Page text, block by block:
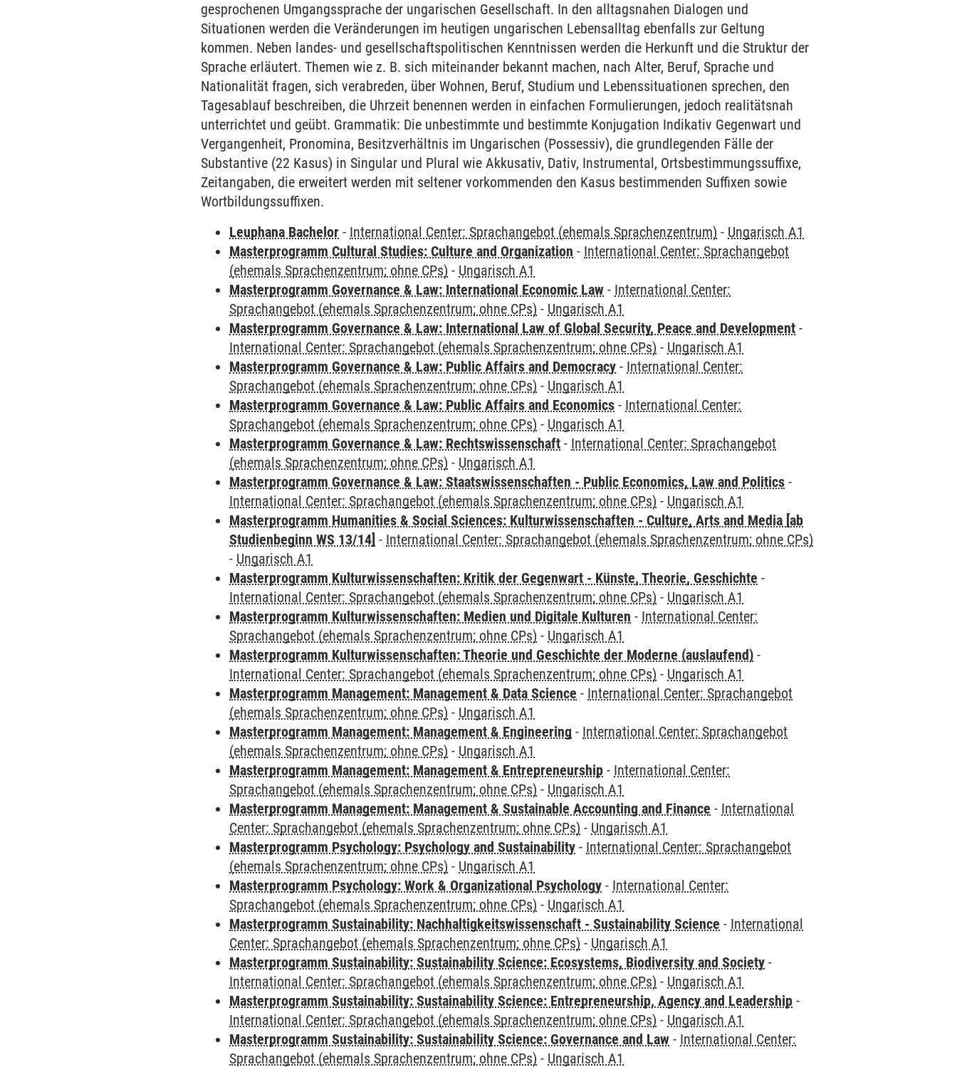
gesprochenen Umgangssprache der ungarischen Gesellschaft. In den alltagsnahen Dialogen und
Situationen werden die Veränderungen im heutigen ungarischen Lebensalltag ebenfalls zur Geltung
kommen. Neben landes- und gesellschaftspolitischen Kenntnissen werden die Herkunft und die Struktur der
Sprache erläutert. Themen wie z. B. sich miteinander bekannt machen, nach Alter, Beruf, Sprache und
Nationalität fragen, sich verabreden, über Wohnen, Beruf, Studium und Lebenssituationen sprechen, den
Tagesablauf beschreiben, die Uhrzeit benennen werden in einfachen Formulierungen, jedoch realitätsnah
unterrichtet und geübt. Grammatik: Die unbestimmte und bestimmte Konjugation Indikativ Gegenwart und
Vergangenheit, Pronomina, Besitzverhältnis im Ungarischen (Possessiv), die grundlegenden Fälle der
Substantive (22 Kasus) in Singular und Plural wie Akkusativ, Dativ, Instrumental, Ortsbestimmungssuffixe,
Zeitangaben, die erweitert werden mit seltener vorkommenden den Kasus bestimmenden Suffixen sowie
Wortbildungssuffixen.
Leuphana Bachelor - International Center: Sprachangebot (ehemals Sprachenzentrum) - Ungarisch A1
Masterprogramm Cultural Studies: Culture and Organization - International Center: Sprachangebot
(ehemals Sprachenzentrum; ohne CPs) - Ungarisch A1
Masterprogramm Governance & Law: International Economic Law - International Center:
Sprachangebot (ehemals Sprachenzentrum; ohne CPs) - Ungarisch A1
Masterprogramm Governance & Law: International Law of Global Security, Peace and Development -
International Center: Sprachangebot (ehemals Sprachenzentrum; ohne CPs) - Ungarisch A1
Masterprogramm Governance & Law: Public Affairs and Democracy - International Center:
Sprachangebot (ehemals Sprachenzentrum; ohne CPs) - Ungarisch A1
Masterprogramm Governance & Law: Public Affairs and Economics - International Center:
Sprachangebot (ehemals Sprachenzentrum; ohne CPs) - Ungarisch A1
Masterprogramm Governance & Law: Rechtswissenschaft - International Center: Sprachangebot
(ehemals Sprachenzentrum; ohne CPs) - Ungarisch A1
Masterprogramm Governance & Law: Staatswissenschaften - Public Economics, Law and Politics -
International Center: Sprachangebot (ehemals Sprachenzentrum; ohne CPs) - Ungarisch A1
Masterprogramm Humanities & Social Sciences: Kulturwissenschaften - Culture, Arts and Media [ab
Studienbeginn WS 13/14] - International Center: Sprachangebot (ehemals Sprachenzentrum; ohne CPs)
- Ungarisch A1
Masterprogramm Kulturwissenschaften: Kritik der Gegenwart - Künste, Theorie, Geschichte -
International Center: Sprachangebot (ehemals Sprachenzentrum; ohne CPs) - Ungarisch A1
Masterprogramm Kulturwissenschaften: Medien und Digitale Kulturen - International Center:
Sprachangebot (ehemals Sprachenzentrum; ohne CPs) - Ungarisch A1
Masterprogramm Kulturwissenschaften: Theorie und Geschichte der Moderne (auslaufend) -
International Center: Sprachangebot (ehemals Sprachenzentrum; ohne CPs) - Ungarisch A1
Masterprogramm Management: Management & Data Science - International Center: Sprachangebot
(ehemals Sprachenzentrum; ohne CPs) - Ungarisch A1
Masterprogramm Management: Management & Engineering - International Center: Sprachangebot
(ehemals Sprachenzentrum; ohne CPs) - Ungarisch A1
Masterprogramm Management: Management & Entrepreneurship - International Center:
Sprachangebot (ehemals Sprachenzentrum; ohne CPs) - Ungarisch A1
Masterprogramm Management: Management & Sustainable Accounting and Finance - International
Center: Sprachangebot (ehemals Sprachenzentrum; ohne CPs) - Ungarisch A1
Masterprogramm Psychology: Psychology and Sustainability - International Center: Sprachangebot
(ehemals Sprachenzentrum; ohne CPs) - Ungarisch A1
Masterprogramm Psychology: Work & Organizational Psychology - International Center:
Sprachangebot (ehemals Sprachenzentrum; ohne CPs) - Ungarisch A1
Masterprogramm Sustainability: Nachhaltigkeitswissenschaft - Sustainability Science - International
Center: Sprachangebot (ehemals Sprachenzentrum; ohne CPs) - Ungarisch A1
Masterprogramm Sustainability: Sustainability Science: Ecosystems, Biodiversity and Society -
International Center: Sprachangebot (ehemals Sprachenzentrum; ohne CPs) - Ungarisch A1
Masterprogramm Sustainability: Sustainability Science: Entrepreneurship, Agency and Leadership -
International Center: Sprachangebot (ehemals Sprachenzentrum; ohne CPs) - Ungarisch A1
Masterprogramm Sustainability: Sustainability Science: Governance and Law - International Center:
Sprachangebot (ehemals Sprachenzentrum; ohne CPs) - Ungarisch A1